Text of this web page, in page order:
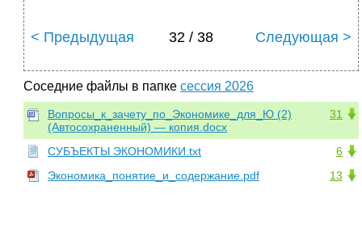
< Предыдущая 32 / 38 Следующая >
Соседние файлы в папке сессия 2026
31
Вопросы_к_зачету_по_Экономике_для_Ю (2)
(Автосохраненный) — копия.docx
6
СУБЪЕКТЫ ЭКОНОМИКИ.txt
13
Экономика_понятие_и_содержание.pdf